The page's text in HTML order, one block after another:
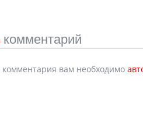
комментарий
вам необходимо